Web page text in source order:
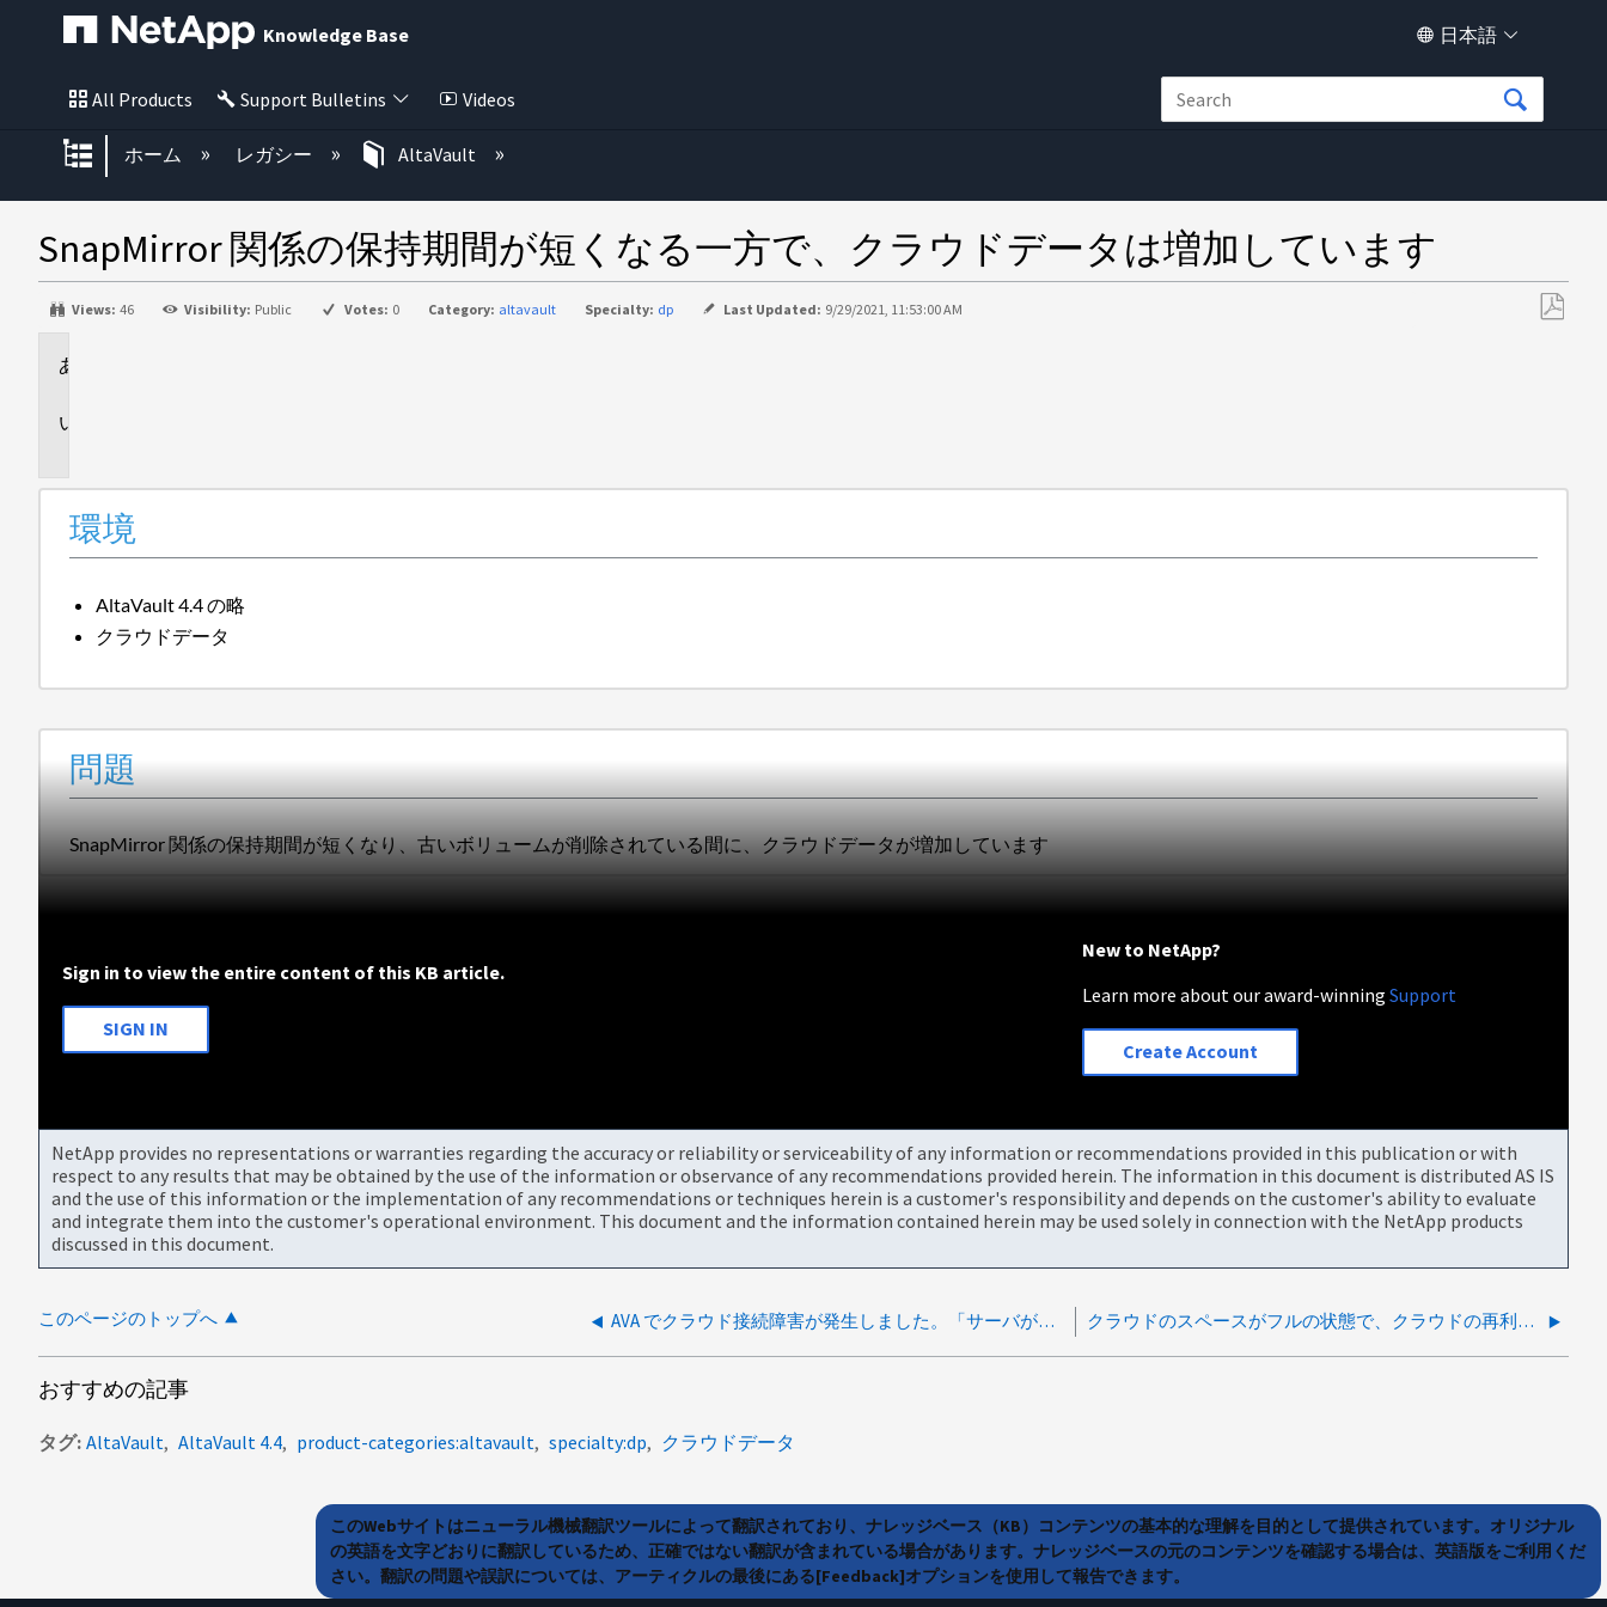
Knowledge Base 日本語
All Products Support Bulletins Videos
グローバル階層を展開/折りたたむ
ホーム レガシー AltaVault
SnapMirror 関係の保持期間が短くなる一方で、クラウドデータは増加しています
Views: 46 Visibility: Public Votes: 0 Category: altavault Specialty: dp Last Updated: 9/29/2021, 11:53:00 AM
環境
AltaVault 4.4 の略
クラウドデータ
問題
SnapMirror 関係の保持期間が短くなり、古いボリュームが削除されている間に、クラウドデータが増加しています
Sign in to view the entire content of this KB article.
SIGN IN
New to NetApp?
Learn more about our award-winningSupport
Create Account
NetApp provides no representations or warranties regarding the accuracy or reliability or serviceability of any information or recommendations provided in this publication or with
respect to any results that may be obtained by the use of the information or observance of any recommendations provided herein. The information in this document is distributed AS IS
and the use of this information or the implementation of any recommendations or techniques herein is a customer's responsibility and depends on the customer's ability to evaluate
and integrate them into the customer's operational environment. This document and the information contained herein may be used solely in connection with the NetApp products
discussed in this document.
このページのトップへ AVA でクラウド接続障害が発生しました。「サーバが何も返していません（ヘッダーなし、データなし）」、ステータス = ファイル「 busy 」– retry クラウドのスペースがフルの状態で、クラウドの再利用がAVAで実行されていない
おすすめの記事
タグ AltaVault AltaVault 4.4 product-categories:altavault specialty:dp クラウドデータ
このWebサイトはニューラル機械翻訳ツールによって翻訳されており、ナレッジベース（KB）コンテンツの基本的な理解を目的として提供されています。オリジナル
の英語を文字どおりに翻訳しているため、正確ではない翻訳が含まれている場合があります。ナレッジベースの元のコンテンツを確認する場合は、英語版をご利用くだ
さい。翻訳の問題や誤訳については、アーティクルの最後にある[Feedback]オプションを使用して報告できます。